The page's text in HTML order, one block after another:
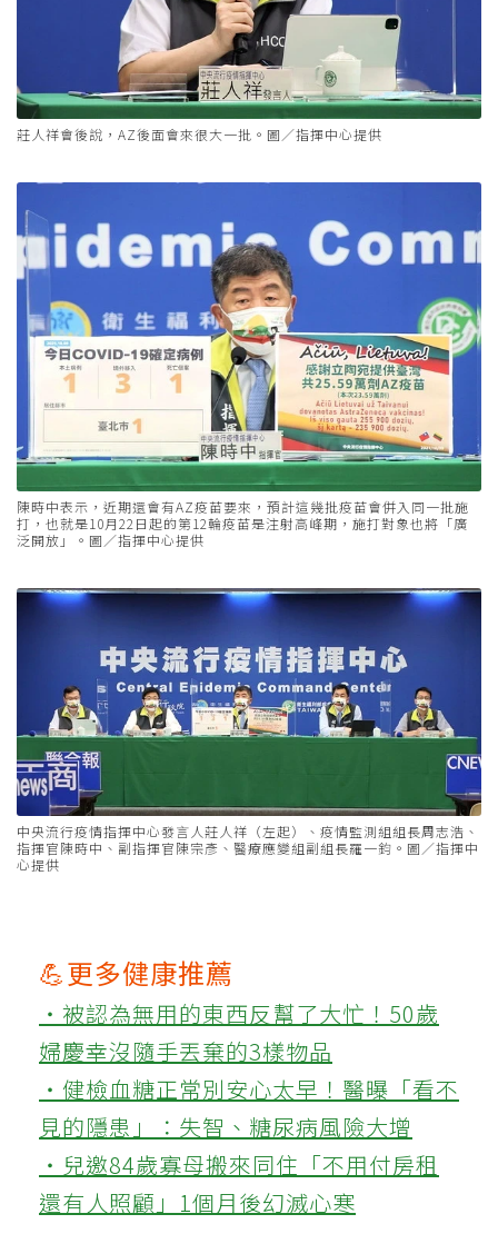
莊人祥會後說，AZ後面會來很大一批。圖／指揮中心提供
陳時中表示，近期還會有AZ疫苗要來，預計這幾批疫苗會併入同一批施
打，也就是10月22日起的第12輪疫苗是注射高峰期，施打對象也將「廣
泛開放」。圖／指揮中心提供
中央流行疫情指揮中心發言人莊人祥（左起）、疫情監測組組長周志浩、
指揮官陳時中、副指揮官陳宗彥、醫療應變組副組長羅一鈞。圖／指揮中
心提供
💪更多健康推薦
‧被認為無用的東西反幫了大忙！50歲
婦慶幸沒隨手丟棄的3樣物品
‧健檢血糖正常別安心太早！醫曝「看不
見的隱患」：失智、糖尿病風險大增
‧兒邀84歲寡母搬來同住「不用付房租
還有人照顧」1個月後幻滅心寒